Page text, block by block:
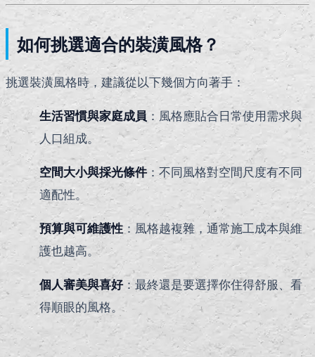
如何挑選適合的裝潢風格？
挑選裝潢風格時，建議從以下幾個方向著手：
生活習慣與家庭成員 ：風格應貼合日常使用需求與
人口組成。
空間大小與採光條件：不同風格對空間尺度有不同
適配性。
預算與可維護性：風格越複雜，通常施工成本與維
護也越高。
個人審美與喜好：最終還是要選擇你住得舒服、看
得順眼的風格。